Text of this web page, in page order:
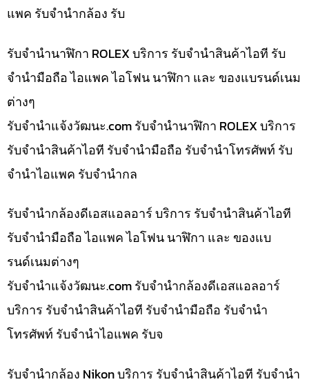
แพค รับจำนำกล้อง รับ
รับจำนำนาฬิกา ROLEX บริการ รับจำนำสินค้าไอที รับ
จำนำมือถือ ไอแพค ไอโฟน นาฬิกา และ ของแบรนด์เนม
ต่างๆ
รับจํานําแจ้งวัฒนะ.com รับจำนำนาฬิกา ROLEX บริการ
รับจำนำสินค้าไอที รับจำนำมือถือ รับจำนำโทรศัพท์ รับ
จำนำไอแพค รับจำนำกล
รับจำนำกล้องดีเอสแอลอาร์ บริการ รับจำนำสินค้าไอที
รับจำนำมือถือ ไอแพค ไอโฟน นาฬิกา และ ของแบ
รนด์เนมต่างๆ
รับจํานําแจ้งวัฒนะ.com รับจำนำกล้องดีเอสแอลอาร์
บริการ รับจำนำสินค้าไอที รับจำนำมือถือ รับจำนำ
โทรศัพท์ รับจำนำไอแพค รับจ
รับจำนำกล้อง Nikon บริการ รับจำนำสินค้าไอที รับจำนำ